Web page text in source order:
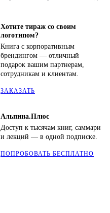
Хотите тираж со своим
логотипом?
Книга с корпоративным
брендингом — отличный
подарок вашим партнерам,
сотрудникам и клиентам.
ЗАКАЗАТЬ
Альпина.Плюс
Доступ к тысячам книг, саммари
и лекций — в одной подписке.
ПОПРОБОВАТЬ БЕСПЛАТНО